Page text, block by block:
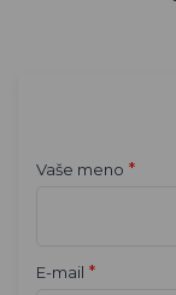
Vaše meno *
E-mail *